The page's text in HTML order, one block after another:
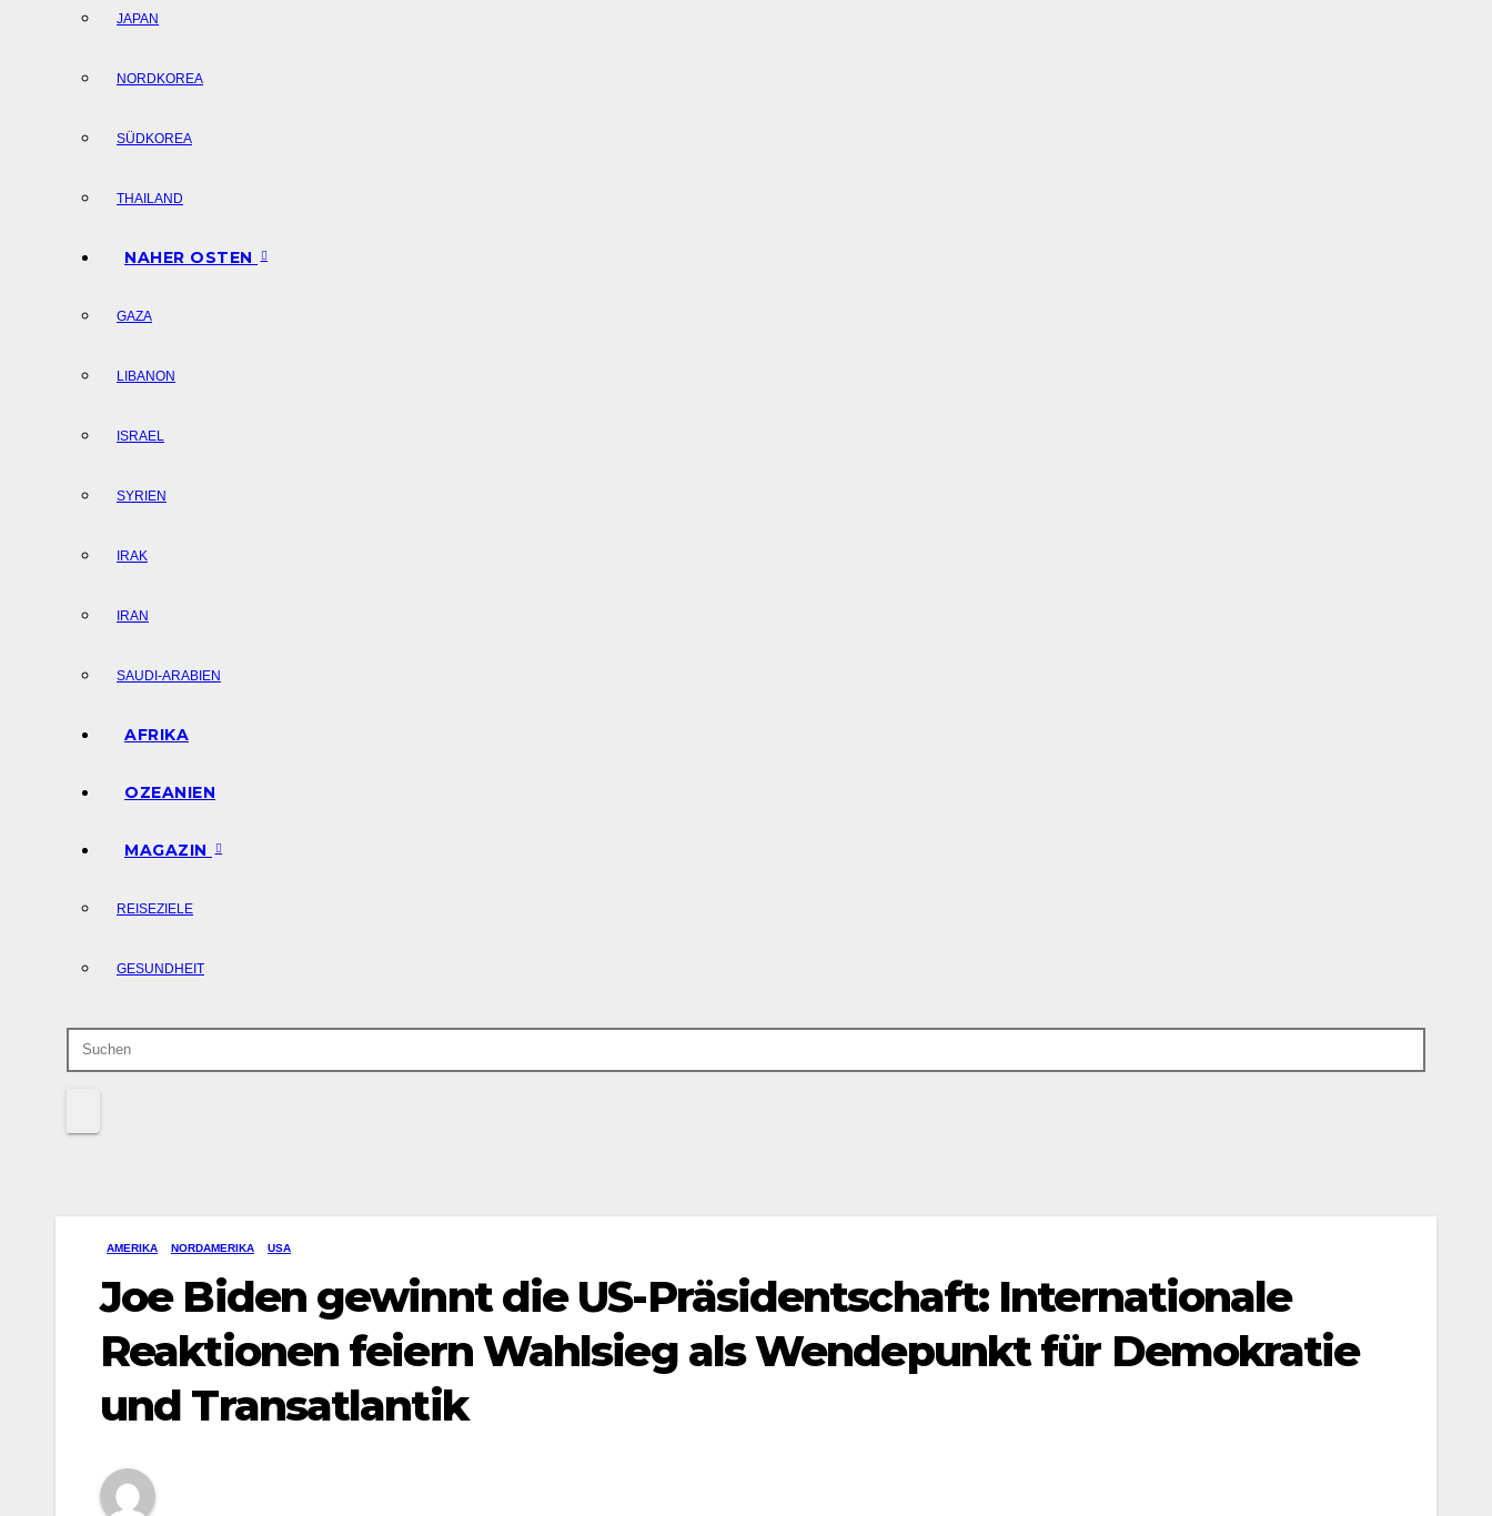
JAPAN
NORDKOREA
SÜDKOREA
THAILAND
NAHER OSTEN
GAZA
LIBANON
ISRAEL
SYRIEN
IRAK
IRAN
SAUDI-ARABIEN
AFRIKA
OZEANIEN
MAGAZIN
REISEZIELE
GESUNDHEIT
AMERIKA NORDAMERIKA USA
Joe Biden gewinnt die US-Präsidentschaft: Internationale
Reaktionen feiern Wahlsieg als Wendepunkt für Demokratie
und Transatlantik